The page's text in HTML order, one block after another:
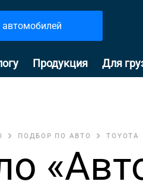
Продукция Для
ПОДБОР ПО АВТО TOYOTA